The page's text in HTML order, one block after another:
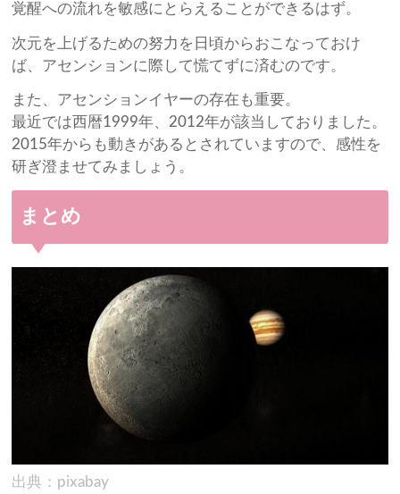
覚醒への流れを敏感にとらえることができるはず。
次元を上げるための努力を日頃からおこなっておけ
ば、アセンションに際して慌てずに済むのです。
また、アセンションイヤーの存在も重要。
最近では西暦1999年、2012年が該当しておりました。
2015年からも動きがあるとされていますので、感性を
研ぎ澄ませてみましょう。
まとめ
出典：pixabay